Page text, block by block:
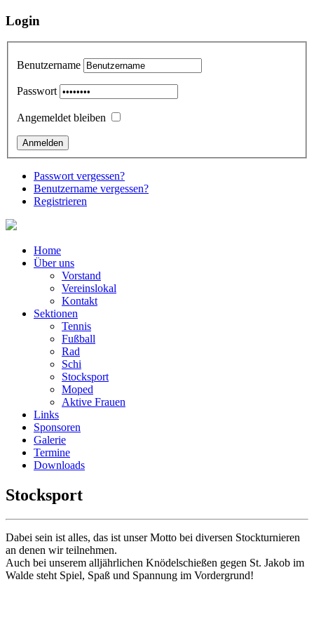
Login
Benutzername
Passwort
Angemeldet bleiben
Passwort vergessen?
Benutzername vergessen?
Registrieren
Home
Über uns
Vorstand
Vereinslokal
Kontakt
Sektionen
Tennis
Fußball
Rad
Schi
Stocksport
Moped
Aktive Frauen
Links
Sponsoren
Galerie
Termine
Downloads
Stocksport
Dabei sein ist alles, das ist unser Motto bei diversen Stockturnieren
an denen wir teilnehmen.
Auch bei unserem alljährlichen Knödelschießen gegen St. Jakob im
Walde steht Spiel, Spaß und Spannung im Vordergrund!